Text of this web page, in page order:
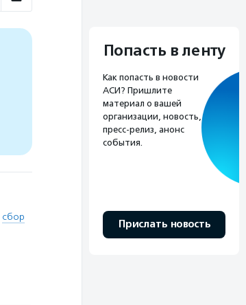
сбор
Попасть в ленту
Как попасть в новости
АСИ? Пришлите
материал о вашей
организации, новость,
пресс-релиз, анонс
события.
Прислать новость